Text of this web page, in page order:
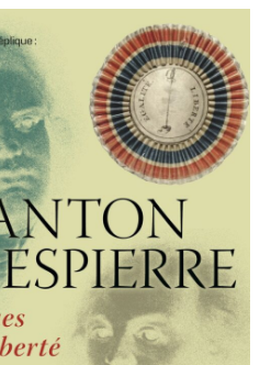
D
E
V
U
E
S
É
V
E
N
T